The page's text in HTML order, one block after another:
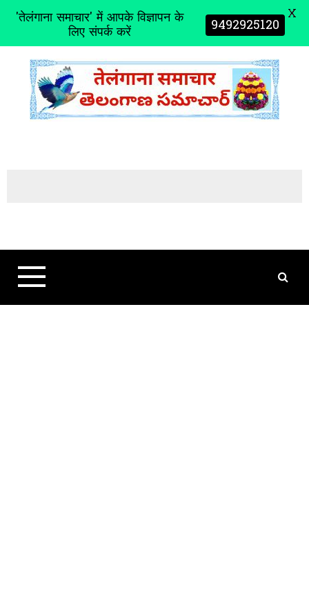
t
'तेलंगाना समाचार' में आपके विज्ञापन के
लिए संपर्क करें 9492925120 X